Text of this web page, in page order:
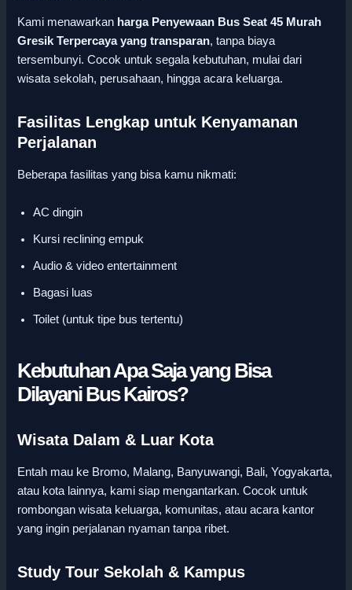
Kami menawarkan harga Penyewaan Bus Seat 45 Murah
Gresik Terpercaya yang transparan, tanpa biaya
tersembunyi. Cocok untuk segala kebutuhan, mulai dari
wisata sekolah, perusahaan, hingga acara keluarga.
Fasilitas Lengkap untuk Kenyamanan
Perjalanan
Beberapa fasilitas yang bisa kamu nikmati:
AC dingin
Kursi reclining empuk
Audio & video entertainment
Bagasi luas
Toilet (untuk tipe bus tertentu)
Kebutuhan Apa Saja yang Bisa
Dilayani Bus Kairos?
Wisata Dalam & Luar Kota
Entah mau ke Bromo, Malang, Banyuwangi, Bali, Yogyakarta,
atau kota lainnya, kami siap mengantarkan. Cocok untuk
rombongan wisata keluarga, komunitas, atau acara kantor
yang ingin perjalanan nyaman tanpa ribet.
Study Tour Sekolah & Kampus